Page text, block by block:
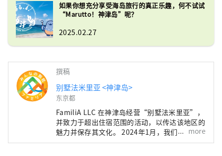
如果你想充分享受海岛旅行的真正乐趣，何不试试
“Marutto！神津岛”呢？
2025.02.27
撰稿
别墅法米里亚 <神津岛>
东京都
FamiliA LLC 在神津岛经营“别墅法米里亚”，
并致力于超出住宿范围的活动，以传达该地区的
魅力并保存其文化。 2024年1月，我们将发布
神津岛旅游应用程序“Marutto！ 神津岛 ”！
more